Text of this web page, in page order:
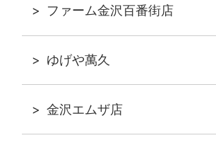
ファーム金沢百番街店
ゆげや萬久
金沢エムザ店